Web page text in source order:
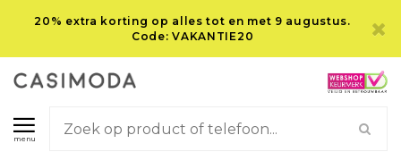
20% extra korting op alles tot en met 9 augustus.
Code: VAKANTIE20
menu